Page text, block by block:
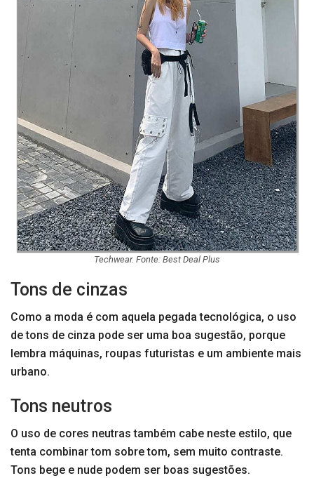
Techwear. Fonte: Best Deal Plus
Tons de cinzas
Como a moda é com aquela pegada tecnológica, o uso
de tons de cinza pode ser uma boa sugestão, porque
lembra máquinas, roupas futuristas e um ambiente mais
urbano.
Tons neutros
O uso de cores neutras também cabe neste estilo, que
tenta combinar tom sobre tom, sem muito contraste.
Tons bege e nude podem ser boas sugestões.